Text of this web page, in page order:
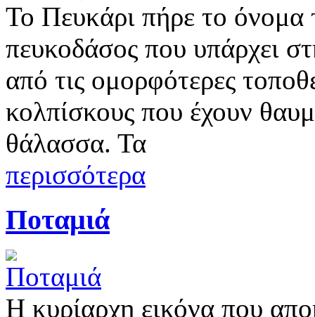
Το Πευκάρι πήρε το
πευκοδάσος που υπάρχει
από τις ομορφότερες
κολπίσκους που έχουν
θάλασσα. Τα
περισσότερα
Ποταμιά
Η κυρίαρχη εικόνα που